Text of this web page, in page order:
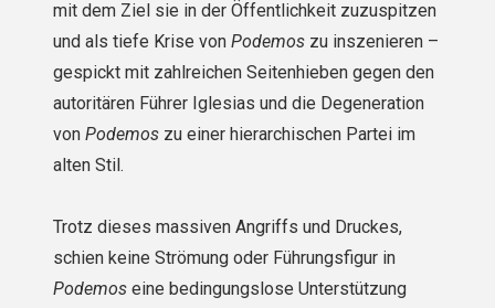
mit dem Ziel sie in der Öffentlichkeit zuzuspitzen
und als tiefe Krise von Podemoszu inszenieren –
gespickt mit zahlreichen Seitenhieben gegen den
autoritären Führer Iglesias und die Degeneration
von Podemoszu einer hierarchischen Partei im
alten Stil.
Trotz dieses massiven Angriffs und Druckes,
schien keine Strömung oder Führungsfigur in
Podemoseine bedingungslose Unterstützung